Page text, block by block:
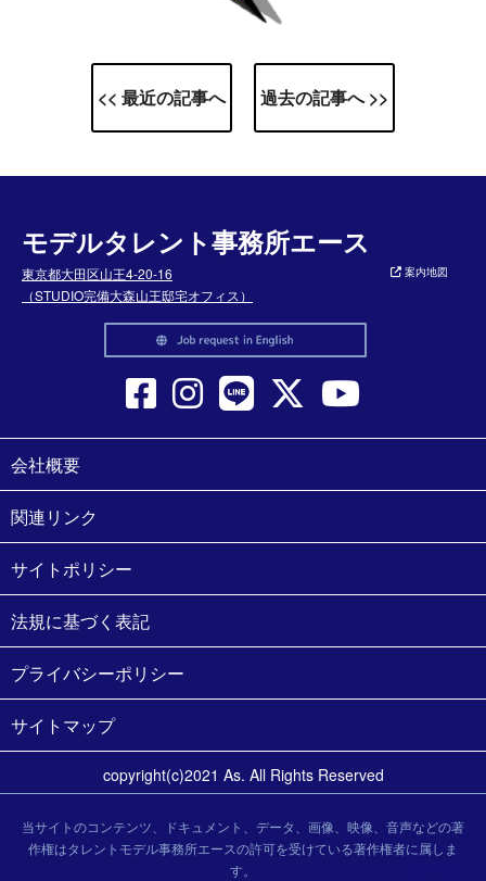
<< 最近の記事へ 過去の記事へ >>
モデルタレント事務所エース
東京都大田区山王4-20-16
（STUDIO完備大森山王邸宅オフィス）
案内地図
会社概要
関連リンク
サイトポリシー
法規に基づく表記
プライバシーポリシー
サイトマップ
copyright(c)2021 As. All Rights Reserved
当サイトのコンテンツ、ドキュメント、データ、画像、映像、音声などの著
作権はタレントモデル事務所エースの許可を受けている著作権者に属しま
す。